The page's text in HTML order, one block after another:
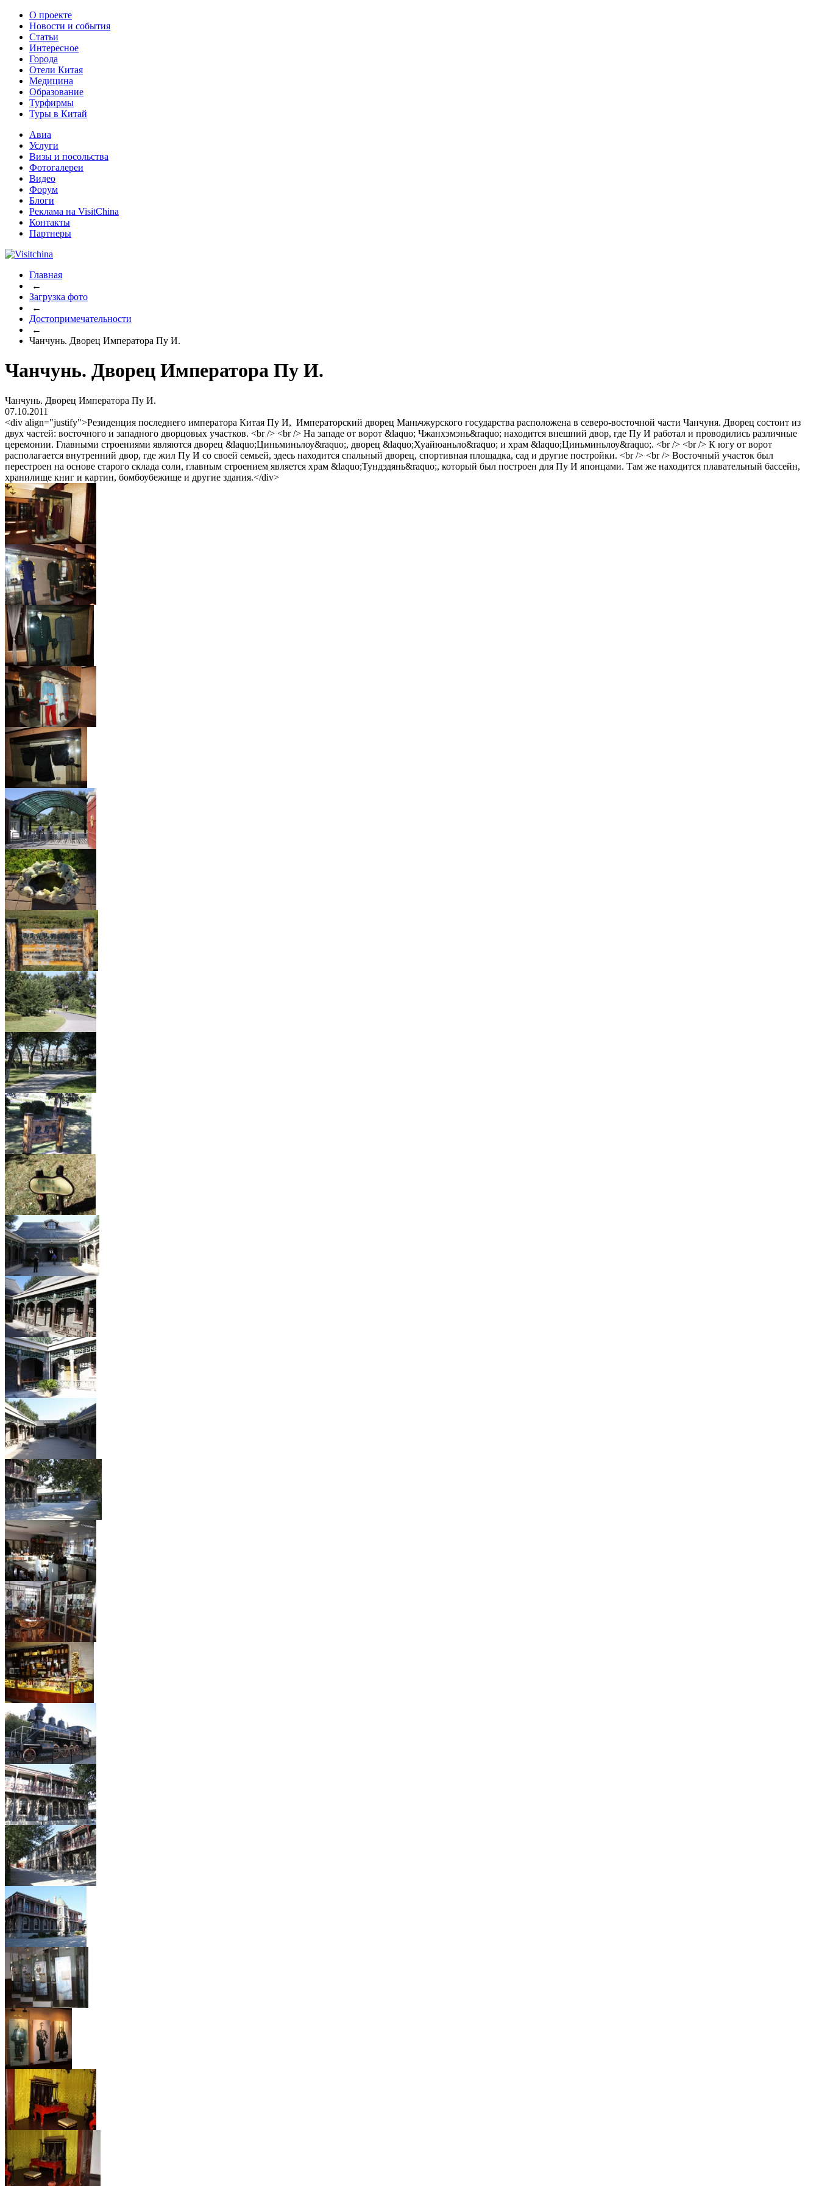
О проекте
Новости и события
Статьи
Интересное
Города
Отели Китая
Медицина
Образование
Турфирмы
Туры в Китай
Авиа
Услуги
Визы и посольства
Фотогалереи
Видео
Форум
Блоги
Реклама на VisitChina
Контакты
Партнеры
Главная
←
Загрузка фото
←
Достопримечательности
←
Чанчунь. Дворец Императора Пу И.
Чанчунь. Дворец Императора Пу И.
Чанчунь. Дворец Императора Пу И.
07.10.2011
<div align="justify">Резиденция последнего императора Китая Пу И, Императорский дворец Маньчжурского государства расположена в северо-восточной части Чанчуня. Дворец состоит из
двух частей: восточного и западного дворцовых участков. <br /> <br /> На западе от ворот &laquo; Чжанхэмэнь&raquo; находится внешний двор, где Пу И работал и проводились различные
церемонии. Главными строениями являются дворец &laquo;Циньминьлоу&raquo;, дворец &laquo;Хуайюаньло&raquo; и храм &laquo;Циньминьлоу&raquo;. <br /> <br /> К югу от ворот
располагается внутренний двор, где жил Пу И со своей семьей, здесь находится спальный дворец, спортивная площадка, сад и другие постройки. <br /> <br /> Восточный участок был
перестроен на основе старого склада соли, главным строением является храм &laquo;Тундэдянь&raquo;, который был построен для Пу И японцами. Там же находится плавательный бассейн,
хранилище книг и картин, бомбоубежище и другие здания.</div>